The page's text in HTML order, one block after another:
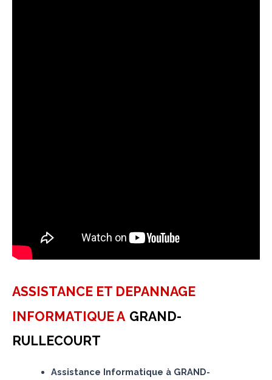
ASSISTANCE ET DEPANNAGE
INFORMATIQUE A GRAND-
RULLECOURT
Assistance Informatique à GRAND-